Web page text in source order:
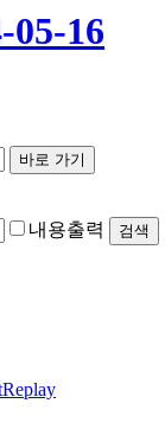
16
내용출력